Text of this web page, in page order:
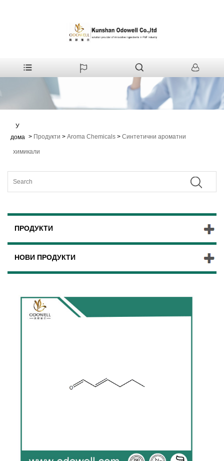
У
дома > Продукти > Aroma Chemicals > Синтетични ароматни
химикали
ПРОДУКТИ
НОВИ ПРОДУКТИ